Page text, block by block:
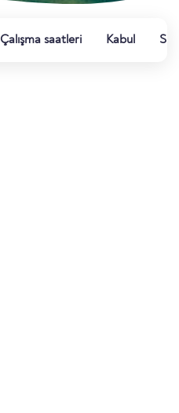
Çalışma saatleri Kabul Su